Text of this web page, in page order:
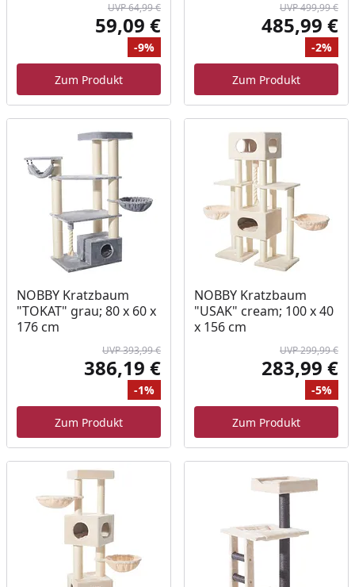
Ursprünglicher Preis
UVP 64,99 €
Aktueller Preis
59,09 €
Rabatt
-9%
Zum Produkt
UVP 499,99 €
485,99 €
-2%
Zum Produkt
NOBBY Kratzbaum
"TOKAT" grau; 80 x 60 x
176 cm
Ursprünglicher Preis
UVP 393,99 €
Aktueller Preis
386,19 €
Rabatt
-1%
Zum Produkt
NOBBY Kratzbaum
"USAK" cream; 100 x 40
x 156 cm
UVP 299,99 €
283,99 €
-5%
Zum Produkt